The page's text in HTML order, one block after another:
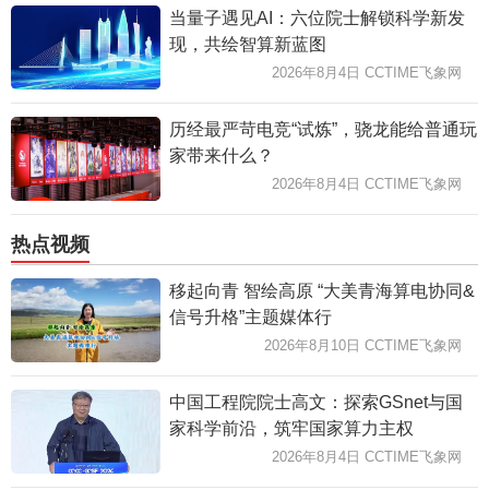
当量子遇见AI：六位院士解锁科学新发
现，共绘智算新蓝图
2026年8月4日 CCTIME飞象网
历经最严苛电竞“试炼”，骁龙能给普通玩
家带来什么？
2026年8月4日 CCTIME飞象网
热点视频
移起向青 智绘高原 “大美青海算电协同&
信号升格”主题媒体行
2026年8月10日 CCTIME飞象网
中国工程院院士高文：探索GSnet与国
家科学前沿，筑牢国家算力主权
2026年8月4日 CCTIME飞象网